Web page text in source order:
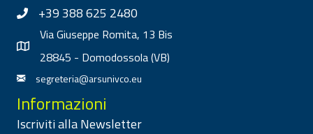
+39 388 625 2480
Via Giuseppe Romita, 13 Bis
28845 - Domodossola (VB)
segreteria@arsunivco.eu
Informazioni
Iscriviti alla Newsletter